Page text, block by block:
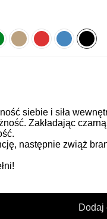
siebie i siła
Zakładając
następnie zwiąż
Dodaj